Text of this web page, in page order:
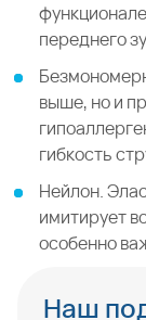
переднего
выше, но и
гибкость
Нейлон.
имитирует
особенно
Наш